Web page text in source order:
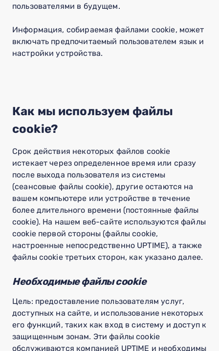
пользователями в будущем.
Информация, собираемая файлами cookie, может
включать предпочитаемый пользователем язык и
настройки устройства.
Как мы используем файлы
cookie?
Срок действия некоторых файлов cookie
истекает через определенное время или сразу
после выхода пользователя из системы
(сеансовые файлы cookie), другие остаются на
вашем компьютере или устройстве в течение
более длительного времени (постоянные файлы
cookie). На нашем веб-сайте используются файлы
cookie первой стороны (файлы cookie,
настроенные непосредственно UPTIME), а также
файлы cookie третьих сторон, как указано далее.
Необходимые файлы cookie
Цель: предоставление пользователям услуг,
доступных на сайте, и использование некоторых
его функций, таких как вход в систему и доступ к
защищенным зонам. Эти файлы cookie
обслуживаются компанией UPTIME и необходимы